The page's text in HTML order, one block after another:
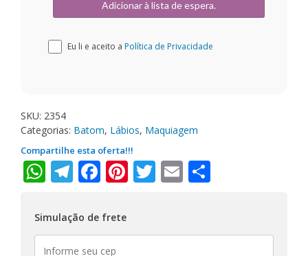
Eu li e aceito a Política de Privacidade
SKU: 2354
Categorias: Batom, Lábios, Maquiagem
Compartilhe esta oferta!!!
WhatsApp
Telegram
Facebook
Pinterest
Twitter
Email
Simulação de frete